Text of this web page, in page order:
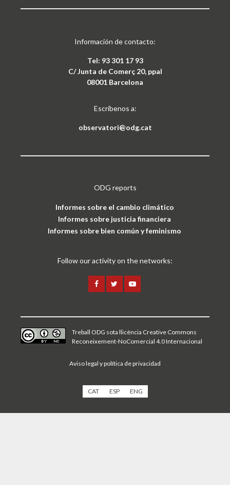
Información de contacto:
Tel: 93 301 17 93
C/ Junta de Comerç 20, ppal
08001 Barcelona
Escríbenos a:
observatori@odg.cat
ODG reports
Informes sobre el cambio climático
Informes sobre justicia financiera
Informes sobre bien común y feminismo
Follow our activity on the networks:
Treball ODG sota llicència Creative Commons
Reconeixement-NoComercial 4.0 Internacional
Aviso legal y política de privacidad
CAT ESP ENG